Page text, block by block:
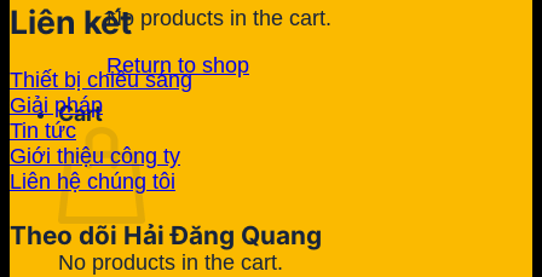
No products in the cart.
Return to shop
Cart
No products in the cart.
Liên kết
Thiết bị chiếu sáng
Giải pháp
Tin tức
Giới thiệu công ty
Liên hệ chúng tôi
Theo dõi Hải Đăng Quang